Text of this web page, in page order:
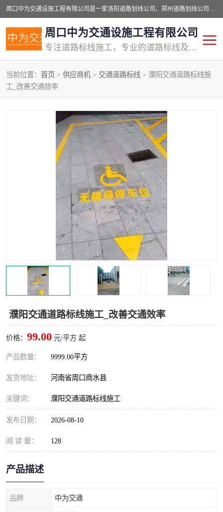
周口中为交通设施工程有限公司是一家洛阳道路划线公司、郑州道路划线公司、平顶山道路车位划线公司、开封车位划线公司、许昌道路车位划线公司、漯河道路车位划线公司，公司始终坚持“诚信、匠心、专注”的宗旨；我们的经营理念是：的服务。
周口中为交通设施工程有限公司
专注道路标线施工，专业的道路标线及交通设施施工服务商!
当前位置： 首页 > 供应商机 > 交通道路标线 > 濮阳交通道路标线施
工_改善交通效率
濮阳交通道路标线施工_改善交通效率
价格： 99.00 元/平方 起
产品数量： 9999.00平方
发货地址： 河南省周口商水县
关键词： 濮阳交通道路标线施工
发布日期： 2026-08-10
阅 读 量： 128
产品描述
品牌 中为交通
交通道路标线
道路标线划线 马路标线
道路划线